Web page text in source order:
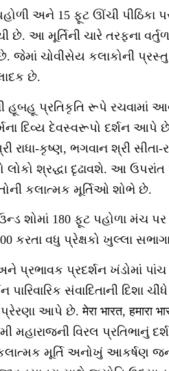
અને 15 ફૂટ ઊંચી પીઠિકા
છે. આ મૂર્તિની ચારે તરફના
જેમાં ચોવીસેય કલાકોની
છે.
હૂબહૂ પ્રતિકૃતિ રૂપે
દિવ્ય દેવસ્વરૂપો દર્શન આપે
રાધા-કૃષ્ણ, ભગવાન શ્રી
લોકો શ્રદ્ધા દૃઢાવશે. આ
કલાત્મક મૂર્તિઓ શોભે છે.
શોમાં 180 ફૂટ પહોળા મંચ પર
વધુ પ્રેક્ષકો ખુલ્લા
પ્રભાવક પ્રદર્શન ખંડોમાં પાંચ
સંવાદિતાની દિશા
આપે છે. मेरा भारत, हमारा
મહારાજની વિરલ
મૂર્તિ અનોખું આકર્ષણ